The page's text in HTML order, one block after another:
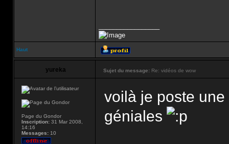
Haut
yureka Sujet du message: Re: vidéos de wow
Page du Gondor
Inscription: 31 Mar 2008,
14:16
Messages: 10
voilà je poste
géniales